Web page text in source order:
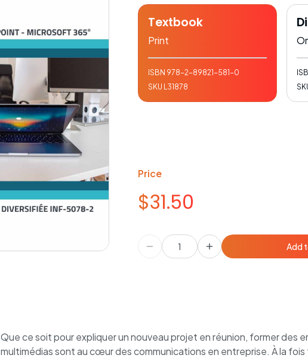
Textbook
Print
ISBN 978-2-89821-581-0
SKU L31878
Price
$31.50
Add
Que ce soit pour expliquer un nouveau projet en réunion, former des
multimédias sont au cœur des communications en entreprise. À la